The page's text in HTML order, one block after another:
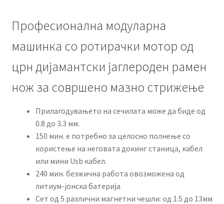
rating
Професионална модуларна
машинка со ротирачки мотор од
црн дијамантски јаглероден рамен
нож за совршено мазно стрижење
Прилагодувањето на сечилата може да биде од
0.8 до 3.3 мм.
150 мин. е потребно за целосно полнење со
користење на неговата докинг станица, кабел
или мини Usb кабел.
240 мин. безжична работа овозможена од
литиум-јонска батерија
Сет од 5 различни магнетни чешли: од 1.5 до 13мм